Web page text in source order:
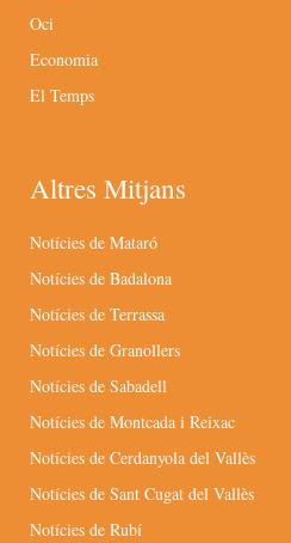
Oci
Economia
El Temps
Altres Mitjans
Notícies de Mataró
Notícies de Badalona
Notícies de Terrassa
Notícies de Granollers
Notícies de Sabadell
Notícies de Montcada i Reixac
Notícies de Cerdanyola del Vallès
Notícies de Sant Cugat del Vallès
Notícies de Rubí